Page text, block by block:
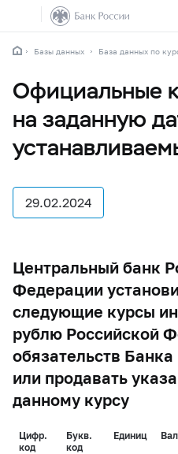
Базы данных База данных по
Официальные
на заданную
29.02.2024
Центральный банк
Федерации
следующие курсы
рублю Российской
обязательств
или продавать
данному курсу
Цифр.
код
Букв.
код
Единиц